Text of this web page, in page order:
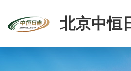
北京中恒